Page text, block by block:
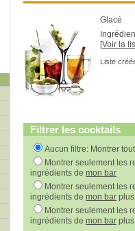
Glacé
[Voir la
Liste
Filtrer les cocktails
Aucun filtre: Montrer
Montrer seulement les
ingrédients de mon bar
Montrer seulement les
ingrédients de mon bar
Montrer seulement les
ingrédients de mon bar